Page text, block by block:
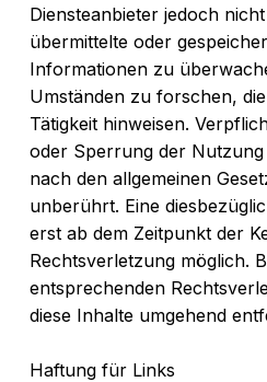
Diensteanbieter jedoch
übermittelte oder
Informationen zu
Umständen zu forschen,
Tätigkeit hinweisen.
oder Sperrung der
nach den allgemeinen
unberührt. Eine
erst ab dem Zeitpunkt der
Rechtsverletzung möglich.
entsprechenden
diese Inhalte umgehend
Haftung für Links